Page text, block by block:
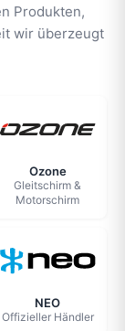
Produkten,
wir überzeugt
Ozone
Gleitschirm &
Motorschirm
NEO
Offizieller Händler